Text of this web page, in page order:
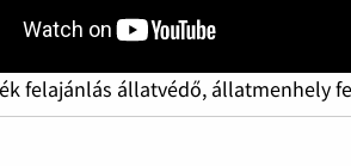
felajánlás állatvédő, állatmenhely